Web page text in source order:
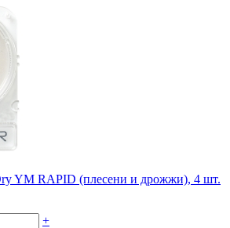
YM RAPID (плесени и дрожжи), 4 шт.
+